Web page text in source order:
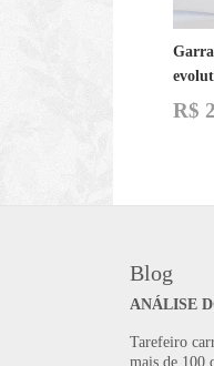
R$
Blog
ANÁLISE
Tarefeiro
mais de 100